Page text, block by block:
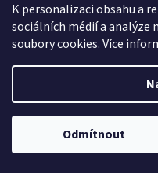
K personalizaci obsahu a
sociálních médií a analýze
soubory cookies. Více
Odmítnout
Arménština
Polština 0
Maďarština 0